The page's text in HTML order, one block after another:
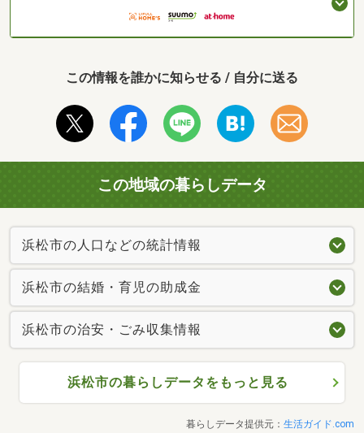
この情報を誰かに知らせる / 自分に送る
この地域の暮らしデータ
浜松市の人口などの統計情報
浜松市の結婚・育児の助成金
浜松市の治安・ごみ収集情報
浜松市の暮らしデータをもっと見る
暮らしデータ提供元： 生活ガイド.com